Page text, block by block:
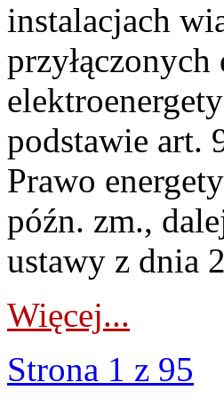
instalacjach
podstawie art.
Prawo
późn. zm.,
ustawy z dnia
Więcej...
Strona 1 z 95